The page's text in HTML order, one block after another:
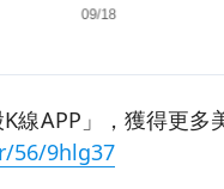
線APP」，獲得更多
56/9hlg37